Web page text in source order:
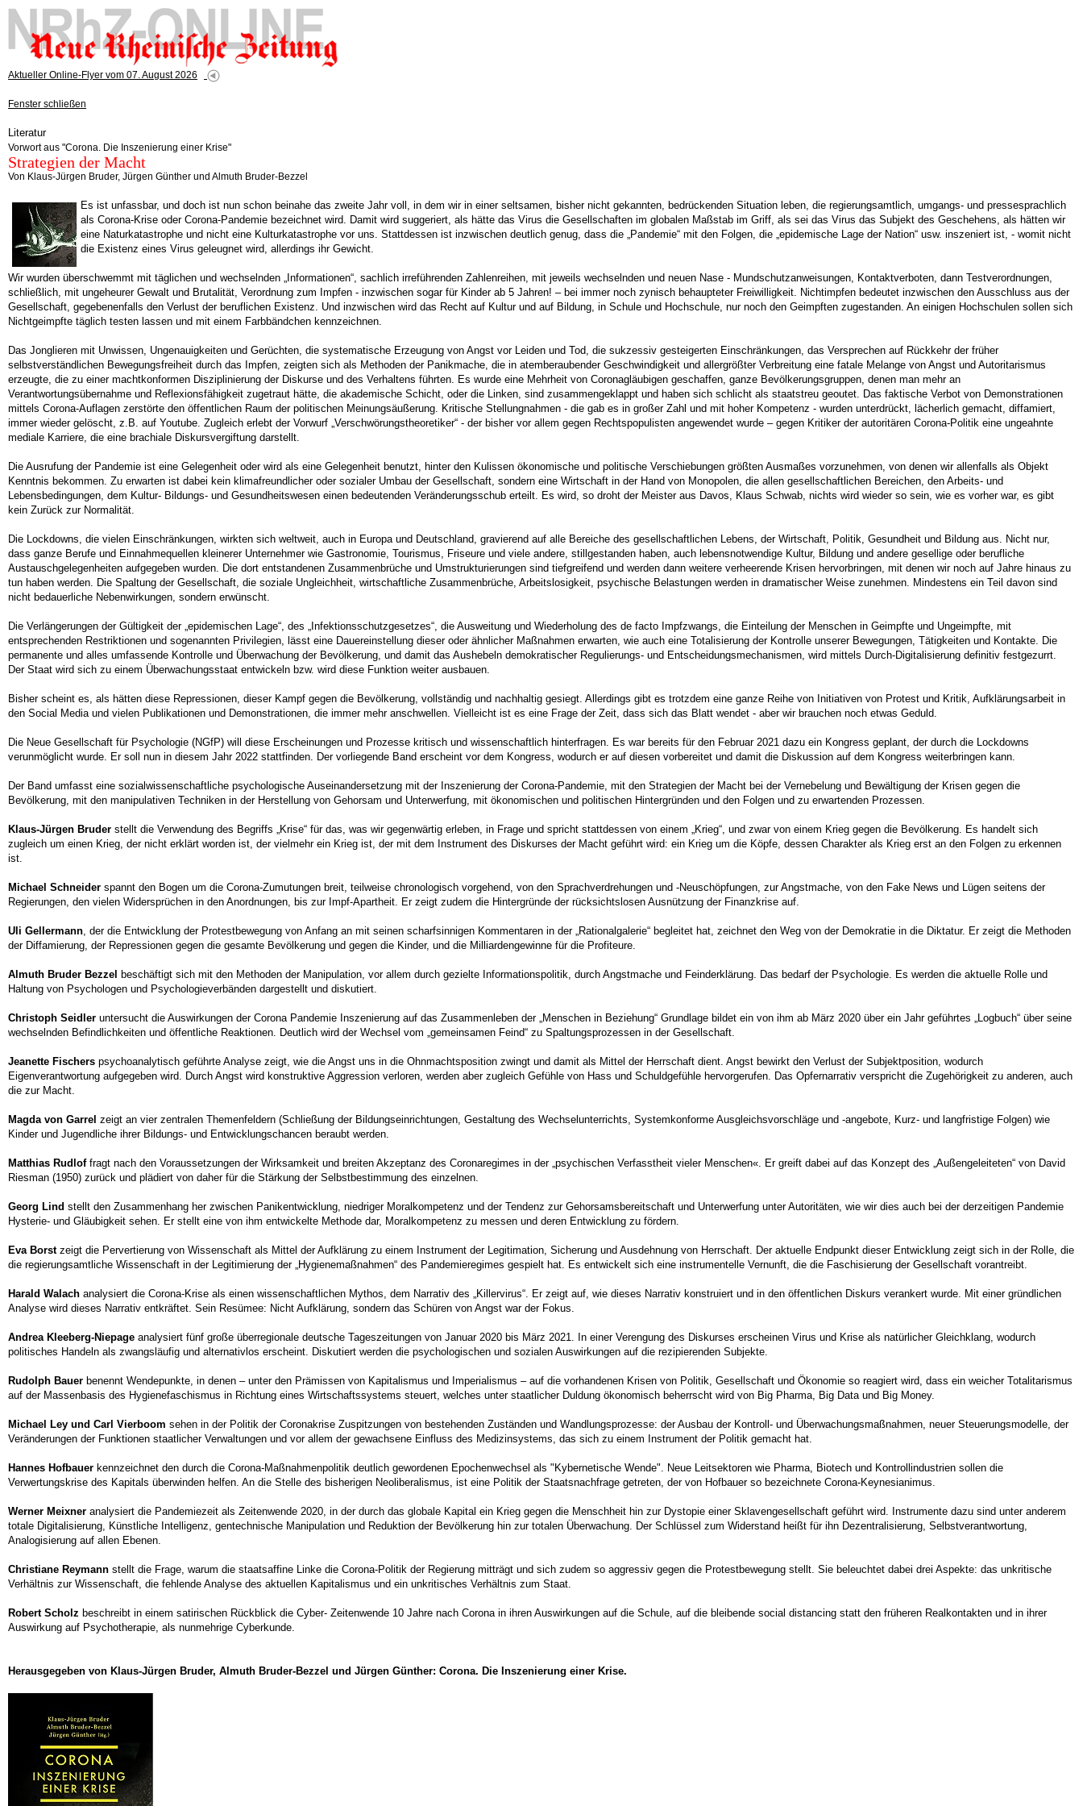
Aktueller Online-Flyer vom 07. August 2026
Fenster schließen
Literatur
Vorwort aus "Corona. Die Inszenierung einer Krise"
Strategien der Macht
Von Klaus-Jürgen Bruder, Jürgen Günther und Almuth Bruder-Bezzel
Es ist unfassbar, und doch ist nun schon beinahe das zweite Jahr voll, in dem wir in einer seltsamen, bisher nicht gekannten, bedrückenden Situation leben, die regierungsamtlich, umgangs- und pressesprachlich
als Corona-Krise oder Corona-Pandemie bezeichnet wird. Damit wird suggeriert, als hätte das Virus die Gesellschaften im globalen Maßstab im Griff, als sei das Virus das Subjekt des Geschehens, als hätten wir
eine Naturkatastrophe und nicht eine Kulturkatastrophe vor uns. Stattdessen ist inzwischen deutlich genug, dass die „Pandemie“ mit den Folgen, die „epidemische Lage der Nation“ usw. inszeniert ist, - womit nicht
die Existenz eines Virus geleugnet wird, allerdings ihr Gewicht.
Wir wurden überschwemmt mit täglichen und wechselnden „Informationen“, sachlich irreführenden Zahlenreihen, mit jeweils wechselnden und neuen Nase - Mundschutzanweisungen, Kontaktverboten, dann Testverordnungen,
schließlich, mit ungeheurer Gewalt und Brutalität, Verordnung zum Impfen - inzwischen sogar für Kinder ab 5 Jahren! – bei immer noch zynisch behaupteter Freiwilligkeit. Nichtimpfen bedeutet inzwischen den Ausschluss aus der
Gesellschaft, gegebenenfalls den Verlust der beruflichen Existenz. Und inzwischen wird das Recht auf Kultur und auf Bildung, in Schule und Hochschule, nur noch den Geimpften zugestanden. An einigen Hochschulen sollen sich
Nichtgeimpfte täglich testen lassen und mit einem Farbbändchen kennzeichnen.
Das Jonglieren mit Unwissen, Ungenauigkeiten und Gerüchten, die systematische Erzeugung von Angst vor Leiden und Tod, die sukzessiv gesteigerten Einschränkungen, das Versprechen auf Rückkehr der früher
selbstverständlichen Bewegungsfreiheit durch das Impfen, zeigten sich als Methoden der Panikmache, die in atemberaubender Geschwindigkeit und allergrößter Verbreitung eine fatale Melange von Angst und Autoritarismus
erzeugte, die zu einer machtkonformen Disziplinierung der Diskurse und des Verhaltens führten. Es wurde eine Mehrheit von Coronagläubigen geschaffen, ganze Bevölkerungsgruppen, denen man mehr an
Verantwortungsübernahme und Reflexionsfähigkeit zugetraut hätte, die akademische Schicht, oder die Linken, sind zusammengeklappt und haben sich schlicht als staatstreu geoutet. Das faktische Verbot von Demonstrationen
mittels Corona-Auflagen zerstörte den öffentlichen Raum der politischen Meinungsäußerung. Kritische Stellungnahmen - die gab es in großer Zahl und mit hoher Kompetenz - wurden unterdrückt, lächerlich gemacht, diffamiert,
immer wieder gelöscht, z.B. auf Youtube. Zugleich erlebt der Vorwurf „Verschwörungstheoretiker“ - der bisher vor allem gegen Rechtspopulisten angewendet wurde – gegen Kritiker der autoritären Corona-Politik eine ungeahnte
mediale Karriere, die eine brachiale Diskursvergiftung darstellt.
Die Ausrufung der Pandemie ist eine Gelegenheit oder wird als eine Gelegenheit benutzt, hinter den Kulissen ökonomische und politische Verschiebungen größten Ausmaßes vorzunehmen, von denen wir allenfalls als Objekt
Kenntnis bekommen. Zu erwarten ist dabei kein klimafreundlicher oder sozialer Umbau der Gesellschaft, sondern eine Wirtschaft in der Hand von Monopolen, die allen gesellschaftlichen Bereichen, den Arbeits- und
Lebensbedingungen, dem Kultur- Bildungs- und Gesundheitswesen einen bedeutenden Veränderungsschub erteilt. Es wird, so droht der Meister aus Davos, Klaus Schwab, nichts wird wieder so sein, wie es vorher war, es gibt
kein Zurück zur Normalität.
Die Lockdowns, die vielen Einschränkungen, wirkten sich weltweit, auch in Europa und Deutschland, gravierend auf alle Bereiche des gesellschaftlichen Lebens, der Wirtschaft, Politik, Gesundheit und Bildung aus. Nicht nur,
dass ganze Berufe und Einnahmequellen kleinerer Unternehmer wie Gastronomie, Tourismus, Friseure und viele andere, stillgestanden haben, auch lebensnotwendige Kultur, Bildung und andere gesellige oder berufliche
Austauschgelegenheiten aufgegeben wurden. Die dort entstandenen Zusammenbrüche und Umstrukturierungen sind tiefgreifend und werden dann weitere verheerende Krisen hervorbringen, mit denen wir noch auf Jahre hinaus zu
tun haben werden. Die Spaltung der Gesellschaft, die soziale Ungleichheit, wirtschaftliche Zusammenbrüche, Arbeitslosigkeit, psychische Belastungen werden in dramatischer Weise zunehmen. Mindestens ein Teil davon sind
nicht bedauerliche Nebenwirkungen, sondern erwünscht.
Die Verlängerungen der Gültigkeit der „epidemischen Lage“, des „Infektionsschutzgesetzes“, die Ausweitung und Wiederholung des de facto Impfzwangs, die Einteilung der Menschen in Geimpfte und Ungeimpfte, mit
entsprechenden Restriktionen und sogenannten Privilegien, lässt eine Dauereinstellung dieser oder ähnlicher Maßnahmen erwarten, wie auch eine Totalisierung der Kontrolle unserer Bewegungen, Tätigkeiten und Kontakte. Die
permanente und alles umfassende Kontrolle und Überwachung der Bevölkerung, und damit das Aushebeln demokratischer Regulierungs- und Entscheidungsmechanismen, wird mittels Durch-Digitalisierung definitiv festgezurrt.
Der Staat wird sich zu einem Überwachungsstaat entwickeln bzw. wird diese Funktion weiter ausbauen.
Bisher scheint es, als hätten diese Repressionen, dieser Kampf gegen die Bevölkerung, vollständig und nachhaltig gesiegt. Allerdings gibt es trotzdem eine ganze Reihe von Initiativen von Protest und Kritik, Aufklärungsarbeit in
den Social Media und vielen Publikationen und Demonstrationen, die immer mehr anschwellen. Vielleicht ist es eine Frage der Zeit, dass sich das Blatt wendet - aber wir brauchen noch etwas Geduld.
Die Neue Gesellschaft für Psychologie (NGfP) will diese Erscheinungen und Prozesse kritisch und wissenschaftlich hinterfragen. Es war bereits für den Februar 2021 dazu ein Kongress geplant, der durch die Lockdowns
verunmöglicht wurde. Er soll nun in diesem Jahr 2022 stattfinden. Der vorliegende Band erscheint vor dem Kongress, wodurch er auf diesen vorbereitet und damit die Diskussion auf dem Kongress weiterbringen kann.
Der Band umfasst eine sozialwissenschaftliche psychologische Auseinandersetzung mit der Inszenierung der Corona-Pandemie, mit den Strategien der Macht bei der Vernebelung und Bewältigung der Krisen gegen die
Bevölkerung, mit den manipulativen Techniken in der Herstellung von Gehorsam und Unterwerfung, mit ökonomischen und politischen Hintergründen und den Folgen und zu erwartenden Prozessen.
Klaus-Jürgen Bruder stellt die Verwendung des Begriffs „Krise“ für das, was wir gegenwärtig erleben, in Frage und spricht stattdessen von einem „Krieg“, und zwar von einem Krieg gegen die Bevölkerung. Es handelt sich
zugleich um einen Krieg, der nicht erklärt worden ist, der vielmehr ein Krieg ist, der mit dem Instrument des Diskurses der Macht geführt wird: ein Krieg um die Köpfe, dessen Charakter als Krieg erst an den Folgen zu erkennen
ist.
Michael Schneider spannt den Bogen um die Corona-Zumutungen breit, teilweise chronologisch vorgehend, von den Sprachverdrehungen und -Neuschöpfungen, zur Angstmache, von den Fake News und Lügen seitens der
Regierungen, den vielen Widersprüchen in den Anordnungen, bis zur Impf-Apartheit. Er zeigt zudem die Hintergründe der rücksichtslosen Ausnützung der Finanzkrise auf.
Uli Gellermann, der die Entwicklung der Protestbewegung von Anfang an mit seinen scharfsinnigen Kommentaren in der „Rationalgalerie“ begleitet hat, zeichnet den Weg von der Demokratie in die Diktatur. Er zeigt die Methoden
der Diffamierung, der Repressionen gegen die gesamte Bevölkerung und gegen die Kinder, und die Milliardengewinne für die Profiteure.
Almuth Bruder Bezzel
beschäftigt sich mit den Methoden der Manipulation, vor allem durch gezielte Informationspolitik, durch Angstmache und Feinderklärung. Das bedarf der Psychologie. Es werden die aktuelle Rolle und
Haltung von Psychologen und Psychologieverbänden dargestellt und diskutiert.
Christoph Seidler untersucht die Auswirkungen der Corona Pandemie Inszenierung auf das Zusammenleben der „Menschen in Beziehung“ Grundlage bildet ein von ihm ab März 2020 über ein Jahr geführtes „Logbuch“ über seine
wechselnden Befindlichkeiten und öffentliche Reaktionen. Deutlich wird der Wechsel vom „gemeinsamen Feind“ zu Spaltungsprozessen in der Gesellschaft.
Jeanette Fischers psychoanalytisch geführte Analyse zeigt, wie die Angst uns in die Ohnmachtsposition zwingt und damit als Mittel der Herrschaft dient. Angst bewirkt den Verlust der Subjektposition, wodurch
Eigenverantwortung aufgegeben wird. Durch Angst wird konstruktive Aggression verloren, werden aber zugleich Gefühle von Hass und Schuldgefühle hervorgerufen. Das Opfernarrativ verspricht die Zugehörigkeit zu anderen, auch
die zur Macht.
Magda von Garrel zeigt an vier zentralen Themenfeldern (Schließung der Bildungseinrichtungen, Gestaltung des Wechselunterrichts, Systemkonforme Ausgleichsvorschläge und -angebote, Kurz- und langfristige Folgen) wie
Kinder und Jugendliche ihrer Bildungs- und Entwicklungschancen beraubt werden.
Matthias Rudloffragt nach den Voraussetzungen der Wirksamkeit und breiten Akzeptanz des Coronaregimes in der „psychischen Verfasstheit vieler Menschen«. Er greift dabei auf das Konzept des „Außengeleiteten“ von David
Riesman (1950) zurück und plädiert von daher für die Stärkung der Selbstbestimmung des einzelnen.
Georg Lind stellt den Zusammenhang her zwischen Panikentwicklung, niedriger Moralkompetenz und der Tendenz zur Gehorsamsbereitschaft und Unterwerfung unter Autoritäten, wie wir dies auch bei der derzeitigen Pandemie
Hysterie- und Gläubigkeit sehen. Er stellt eine von ihm entwickelte Methode dar, Moralkompetenz zu messen und deren Entwicklung zu fördern.
Eva Borst zeigt die Pervertierung von Wissenschaft als Mittel der Aufklärung zu einem Instrument der Legitimation, Sicherung und Ausdehnung von Herrschaft. Der aktuelle Endpunkt dieser Entwicklung zeigt sich in der Rolle, die
die regierungsamtliche Wissenschaft in der Legitimierung der „Hygienemaßnahmen“ des Pandemieregimes gespielt hat. Es entwickelt sich eine instrumentelle Vernunft, die die Faschisierung der Gesellschaft vorantreibt.
Harald Walach analysiert die Corona-Krise als einen wissenschaftlichen Mythos, dem Narrativ des „Killervirus“. Er zeigt auf, wie dieses Narrativ konstruiert und in den öffentlichen Diskurs verankert wurde. Mit einer gründlichen
Analyse wird dieses Narrativ entkräftet. Sein Resümee: Nicht Aufklärung, sondern das Schüren von Angst war der Fokus.
Andrea Kleeberg-Niepage analysiert fünf große überregionale deutsche Tageszeitungen von Januar 2020 bis März 2021. In einer Verengung des Diskurses erscheinen Virus und Krise als natürlicher Gleichklang, wodurch
politisches Handeln als zwangsläufig und alternativlos erscheint. Diskutiert werden die psychologischen und sozialen Auswirkungen auf die rezipierenden Subjekte.
Rudolph Bauer benennt Wendepunkte, in denen – unter den Prämissen von Kapitalismus und Imperialismus – auf die vorhandenen Krisen von Politik, Gesellschaft und Ökonomie so reagiert wird, dass ein weicher Totalitarismus
auf der Massenbasis des Hygienefaschismus in Richtung eines Wirtschaftssystems steuert, welches unter staatlicher Duldung ökonomisch beherrscht wird von Big Pharma, Big Data und Big Money.
Michael Ley und Carl Vierboom sehen in der Politik der Coronakrise Zuspitzungen von bestehenden Zuständen und Wandlungsprozesse: der Ausbau der Kontroll- und Überwachungsmaßnahmen, neuer Steuerungsmodelle, der
Veränderungen der Funktionen staatlicher Verwaltungen und vor allem der gewachsene Einfluss des Medizinsystems, das sich zu einem Instrument der Politik gemacht hat.
Hannes Hofbauer kennzeichnet den durch die Corona-Maßnahmenpolitik deutlich gewordenen Epochenwechsel als "Kybernetische Wende". Neue Leitsektoren wie Pharma, Biotech und Kontrollindustrien sollen die
Verwertungskrise des Kapitals überwinden helfen. An die Stelle des bisherigen Neoliberalismus, ist eine Politik der Staatsnachfrage getreten, der von Hofbauer so bezeichnete Corona-Keynesianimus.
Werner Meixner analysiert die Pandemiezeit als Zeitenwende 2020, in der durch das globale Kapital ein Krieg gegen die Menschheit hin zur Dystopie einer Sklavengesellschaft geführt wird. Instrumente dazu sind unter anderem
totale Digitalisierung, Künstliche Intelligenz, gentechnische Manipulation und Reduktion der Bevölkerung hin zur totalen Überwachung. Der Schlüssel zum Widerstand heißt für ihn Dezentralisierung, Selbstverantwortung,
Analogisierung auf allen Ebenen.
Christiane Reymann stellt die Frage, warum die staatsaffine Linke die Corona-Politik der Regierung mitträgt und sich zudem so aggressiv gegen die Protestbewegung stellt. Sie beleuchtet dabei drei Aspekte: das unkritische
Verhältnis zur Wissenschaft, die fehlende Analyse des aktuellen Kapitalismus und ein unkritisches Verhältnis zum Staat.
Robert Scholz beschreibt in einem satirischen Rückblick die Cyber- Zeitenwende 10 Jahre nach Corona in ihren Auswirkungen auf die Schule, auf die bleibende social distancing statt den früheren Realkontakten und in ihrer
Auswirkung auf Psychotherapie, als nunmehrige Cyberkunde.
Herausgegeben von Klaus-Jürgen Bruder, Almuth Bruder-Bezzel und Jürgen Günther: Corona. Die Inszenierung einer Krise.